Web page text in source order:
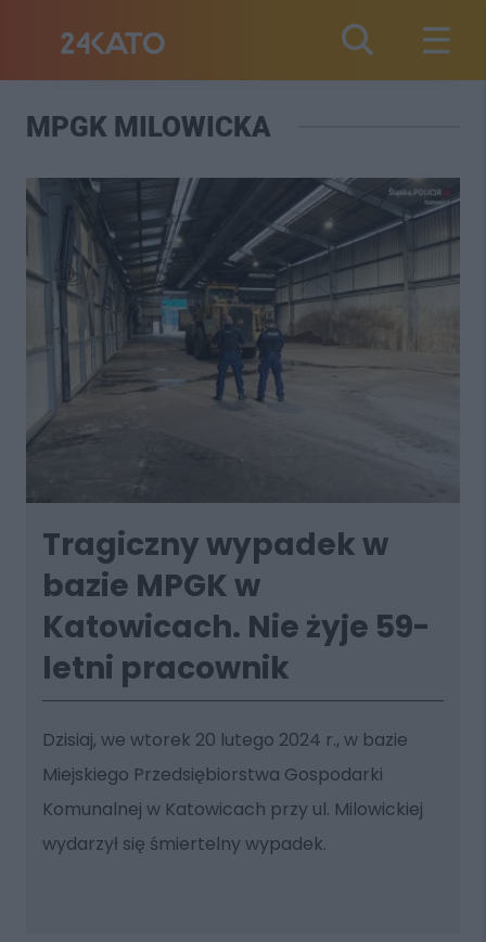
MPGK MILOWICKA
Tragiczny wypadek w
bazie MPGK w
Katowicach. Nie żyje 59-
letni pracownik
Dzisiaj, we wtorek 20 lutego 2024 r., w bazie
Miejskiego Przedsiębiorstwa Gospodarki
Komunalnej w Katowicach przy ul. Milowickiej
wydarzył się śmiertelny wypadek.